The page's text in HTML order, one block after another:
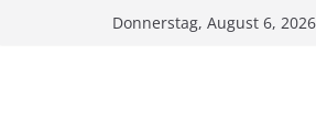
Donnerstag, August 6, 2026